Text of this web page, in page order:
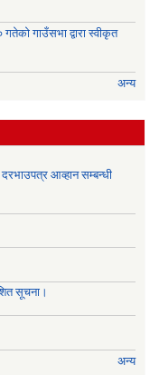
गाउँसभा द्वारा स्वीकृत
अन्य
आव्हान सम्बन्धी
सूचना।
अन्य